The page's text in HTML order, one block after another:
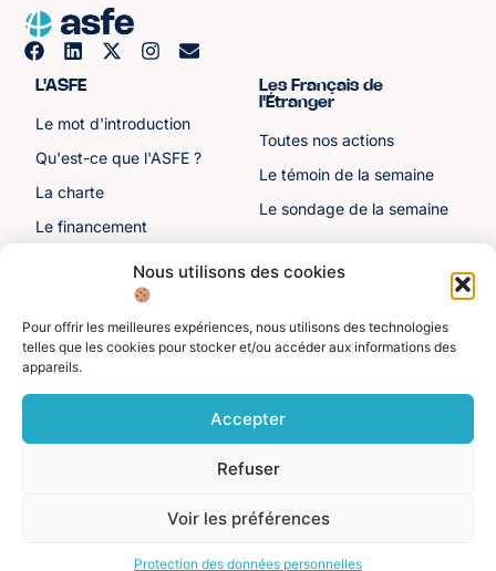
Nous utilisons des cookies
Pour offrir les meilleures expériences, nous utilisons des technologies
telles que les cookies pour stocker et/ou accéder aux informations des
appareils.
Accepter
Refuser
Voir les préférences
Protection des données personnelles
L'ASFE
Le mot d'introduction
Qu'est-ce que l'ASFE ?
La charte
Le financement
Les sénateurs
Les Français de
l'Étranger
Toutes nos actions
Le témoin de la semaine
Le sondage de la semaine
Autre liens
Toutes les ressources
Contactez-nous
Divers
personnelles
Mentions légales
©️ Alliance Solidaire des Français de l'Étranger. Tous droits réservés 2025.